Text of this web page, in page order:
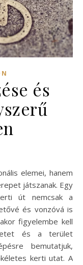
és
játszanak. Egy
út nemcsak a
és vonzóvá is
figyelembe kell
és a terület
bemutatjuk,
kerti utat. A